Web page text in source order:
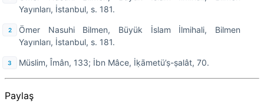
Yayınları, İstanbul, s. 181.
Ömer Nasuhi Bilmen, Büyük İslam İlmihali, Bilmen
Yayınları, İstanbul, s. 181.
Müslim, Îmân, 133; İbn Mâce, İḳāmetü’ṣ-ṣalât, 70.
Paylaş